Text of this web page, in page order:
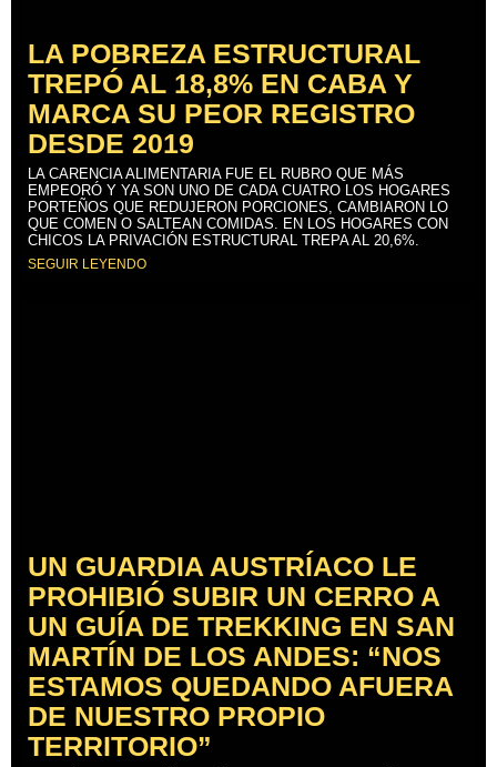
LA POBREZA ESTRUCTURAL
TREPÓ AL 18,8% EN CABA Y
MARCA SU PEOR REGISTRO
DESDE 2019
LA CARENCIA ALIMENTARIA FUE EL RUBRO QUE MÁS
EMPEORÓ Y YA SON UNO DE CADA CUATRO LOS HOGARES
PORTEÑOS QUE REDUJERON PORCIONES, CAMBIARON LO
QUE COMEN O SALTEAN COMIDAS. EN LOS HOGARES CON
CHICOS LA PRIVACIÓN ESTRUCTURAL TREPA AL 20,6%.
SEGUIR LEYENDO
UN GUARDIA AUSTRÍACO LE
PROHIBIÓ SUBIR UN CERRO A
UN GUÍA DE TREKKING EN SAN
MARTÍN DE LOS ANDES: “NOS
ESTAMOS QUEDANDO AFUERA
DE NUESTRO PROPIO
TERRITORIO”